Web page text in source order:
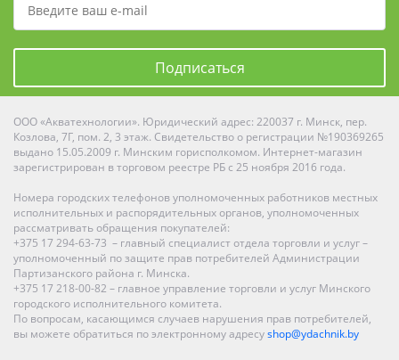
Подписаться
ООО «Акватехнологии». Юридический адрес: 220037 г. Минск, пер.
Козлова, 7Г, пом. 2, 3 этаж. Свидетельство о регистрации №190369265
выдано 15.05.2009 г. Минским горисполкомом. Интернет-магазин
зарегистрирован в торговом реестре РБ с 25 ноября 2016 года.
Номера городских телефонов уполномоченных работников местных
исполнительных и распорядительных органов, уполномоченных
рассматривать обращения покупателей:
+375 17 294-63-73 – главный специалист отдела торговли и услуг –
уполномоченный по защите прав потребителей Администрации
Партизанского района г. Минска.
+375 17 218-00-82 – главное управление торговли и услуг Минского
городского исполнительного комитета.
По вопросам, касающимся случаев нарушения прав потребителей,
вы можете обратиться по электронному адресуshop@ydachnik.by